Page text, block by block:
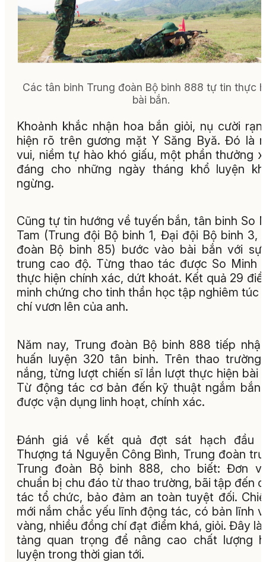
Các tân binh Trung đoàn Bộ binh 888 tự tin thực
bài bắn.
Khoảnh khắc nhận hoa bắn giỏi, nụ cười
hiện rõ trên gương mặt Y Săng Byă. Đó là
vui, niềm tự hào khó giấu, một phần thưởng
đáng cho những ngày tháng khổ luyện
ngừng.
Cũng tự tin hướng về tuyến bắn, tân binh So
Tam (Trung đội Bộ binh 1, Đại đội Bộ binh 3,
đoàn Bộ binh 85) bước vào bài bắn với sự
trung cao độ. Từng thao tác được So Minh
thực hiện chính xác, dứt khoát. Kết quả 29
minh chứng cho tinh thần học tập nghiêm túc
chí vươn lên của anh.
Năm nay, Trung đoàn Bộ binh 888 tiếp
huấn luyện 320 tân binh. Trên thao trường
nắng, từng lượt chiến sĩ lần lượt thực hiện bài
Từ động tác cơ bản đến kỹ thuật ngắm bắn
được vận dụng linh hoạt, chính xác.
Đánh giá về kết quả đợt sát hạch đầu
Thượng tá Nguyễn Công Bình, Trung đoàn
Trung đoàn Bộ binh 888, cho biết: Đơn
chuẩn bị chu đáo từ thao trường, bãi tập đến
tác tổ chức, bảo đảm an toàn tuyệt đối.
mới nắm chắc yếu lĩnh động tác, có bản lĩnh
vàng, nhiều đồng chí đạt điểm khá, giỏi. Đây là
tảng quan trọng để nâng cao chất lượng
luyện trong thời gian tới.